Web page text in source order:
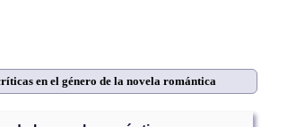
en el género de la novela romántica